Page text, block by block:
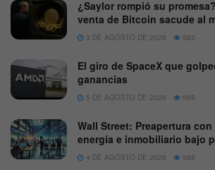
¿Saylor rompió su
venta de Bitcoin sacude al
3 DE AGOSTO DE 2026 583
El giro de SpaceX que
ganancias
5 DE AGOSTO DE 2026 569
Wall Street: Preapertura
energía e inmobiliario bajo
4 DE AGOSTO DE 2026 568